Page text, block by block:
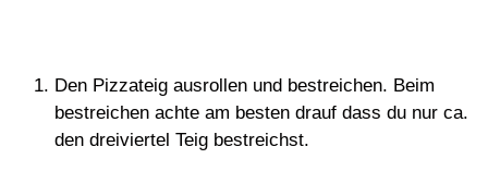
Den Pizzateig ausrollen und bestreichen. Beim
bestreichen achte am besten drauf dass du nur ca.
den dreiviertel Teig bestreichst.